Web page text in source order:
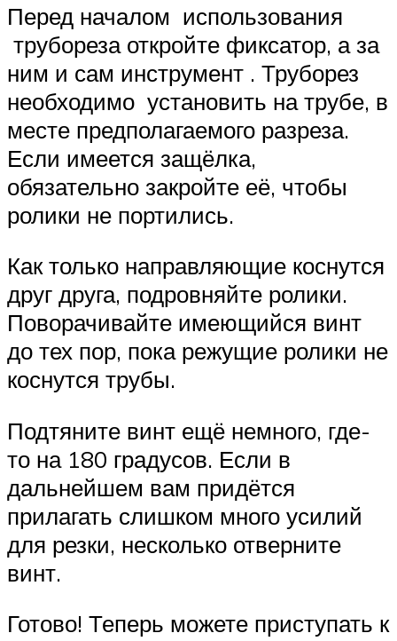
Перед началом использования
трубореза откройте фиксатор, а за
ним и сам инструмент . Труборез
необходимо установить на трубе, в
месте предполагаемого разреза.
Если имеется защёлка,
обязательно закройте её, чтобы
ролики не портились.
Как только направляющие коснутся
друг друга, подровняйте ролики.
Поворачивайте имеющийся винт
до тех пор, пока режущие ролики не
коснутся трубы.
Подтяните винт ещё немного, где-
то на 180 градусов. Если в
дальнейшем вам придётся
прилагать слишком много усилий
для резки, несколько отверните
винт.
Готово! Теперь можете приступать к